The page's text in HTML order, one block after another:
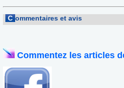
C ommentaires et avis
Commentez les articles